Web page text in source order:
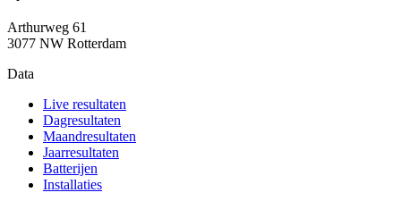
Arthurweg 61
3077 NW Rotterdam
Data
Live resultaten
Dagresultaten
Maandresultaten
Jaarresultaten
Batterijen
Installaties